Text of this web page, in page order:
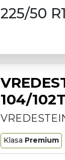
225/50
104/102T
Klasa Premium